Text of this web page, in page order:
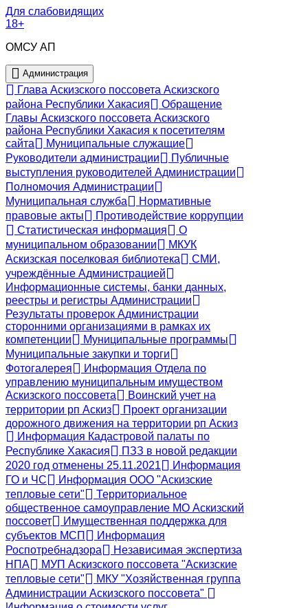
Для слабовидящих
18+
ОМСУ АП
Администрация
Глава Аскизского поссовета Аскизского
района Республики Хакасия
Обращение
Главы Аскизского поссовета Аскизского
района Республики Хакасия к посетителям
сайта
Муниципальные служащие
Руководители администрации
Публичные
выступления руководителей Администрации
Полномочия Администрации
Муниципальная служба
Нормативные
правовые акты
Противодействие коррупции
Статистическая информация
О
муниципальном образовании
МКУК
Аскизская поселковая библиотека
СМИ,
учреждённые Администрацией
Информационные системы, банки данных,
реестры и регистры Администрации
Результаты проверок Администрации
сторонними организациями в рамках их
компетенции
Муниципальные программы
Муниципальные закупки и торги
Фотогалерея
Информация Отдела по
управлению муниципальным имуществом
Аскизского поссовета
Воинский учет на
территории рп Аскиз
Проект организации
дорожного движения на территории рп Аскиз
Информация Кадастровой палаты по
Республике Хакасия
ПЗЗ в новой редакции
2020 год отменены 25.11.2021
Информация
ГО и ЧС
Информация ООО "Аскизские
тепловые сети"
Территориальное
общественное самоуправление МО Аскизский
поссовет
Имущественная поддержка для
субъектов МСП
Информация
Роспотребнадзора
Независимая экспертиза
НПА
МУП Аскизского поссовета "Аскизские
тепловые сети"
МКУ "Хозяйственная группа
Администрации Аскизского поссовета"